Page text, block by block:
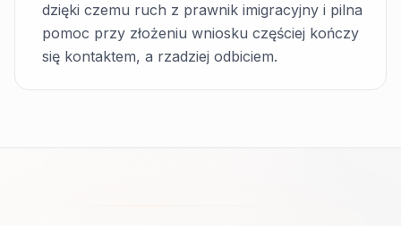
dzięki czemu ruch z prawnik imigracyjny i pilna
pomoc przy złożeniu wniosku częściej kończy
się kontaktem, a rzadziej odbiciem.